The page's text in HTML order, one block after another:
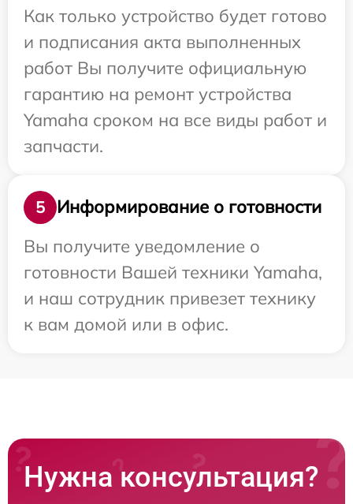
Как только устройство будет готово
и подписания акта выполненных
работ Вы получите официальную
гарантию на ремонт устройства
Yamaha сроком на все виды работ и
запчасти.
5
Информирование о готовности
Вы получите уведомление о
готовности Вашей техники Yamaha,
и наш сотрудник привезет технику
к вам домой или в офис.
Нужна консультация?